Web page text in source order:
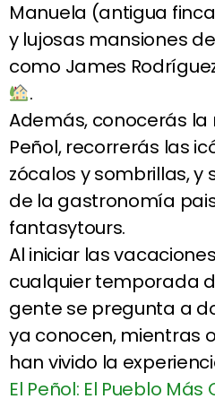
Manuela (antigua
y lujosas mansiones
como James
.
Además, conocerás la
Peñol, recorrerás las
zócalos y sombrillas,
de la gastronomía
fantasytours.
Al iniciar las
cualquier temporada
gente se pregunta a
ya conocen, mientras
han vivido la
El Peñol: El Pueblo